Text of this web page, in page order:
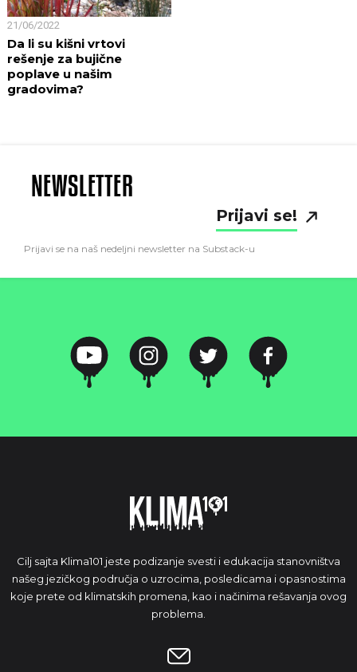
21/06/2022
Da li su kišni vrtovi
rešenje za bujične
poplave u našim
gradovima?
NEWSLETTER
Prijavi se!
Prijavi se na naš nedeljni newsletter na Substack-u
Cilj sajta Klima101 jeste podizanje svesti i edukacija stanovništva
našeg jezičkog područja o uzrocima, posledicama i opasnostima
koje prete od klimatskih promena, kao i načinima rešavanja ovog
problema.